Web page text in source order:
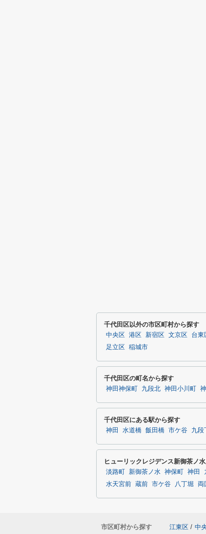
千代田区以外の市区町村から探す
中央区 港区 新宿区 文京区 台東
足立区
稲城市
千代田区の町名から探す
神田神保町 九段北 神田小川町
千代田区にある駅から探す
神田 水道橋 飯田橋 市ケ谷 九段
ヒューリックレジデンス新御茶ノ
淡路町 新御茶ノ水 神保町 神田
水天宮前
蔵前 市ケ谷 八丁堀 両
市区町村から探す 江東区 / 中